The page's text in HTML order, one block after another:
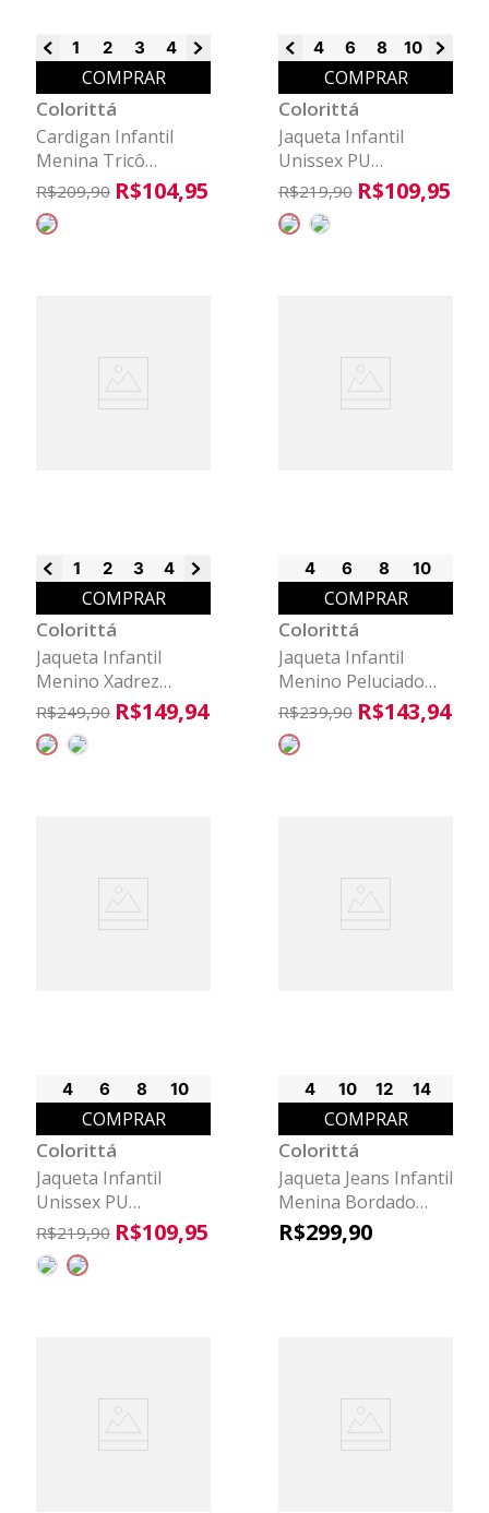
1 2 3 4 6
COMPRAR
Colorittá
Cardigan Infantil
Menina Tricô
Delicado Colorittá
Bege
R$209,90 R$104,95
4 6 8 10 12
COMPRAR
Colorittá
Jaqueta Infantil
Unissex PU
Peluciado Colorittá
Verde
R$219,90 R$109,95
1 2 3 4 6
COMPRAR
Colorittá
Jaqueta Infantil
Menino Xadrez
Peluciada Colorittá
Bege
R$249,90 R$149,94
4 6 8 10
COMPRAR
Colorittá
Jaqueta Infantil
Menino Peluciado
Suede Colorittá Bege
R$239,90 R$143,94
4 6 8 10
COMPRAR
Colorittá
Jaqueta Infantil
Unissex PU
Peluciado Colorittá
Preto
R$219,90 R$109,95
4 10 12 14
COMPRAR
Colorittá
Jaqueta Jeans Infantil
Menina Bordado
Colorittá Azul
R$299,90